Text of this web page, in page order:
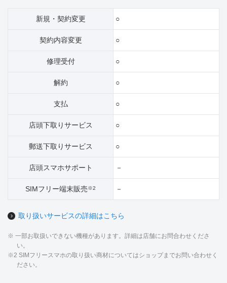
新規・契約変更 ○
契約内容変更 ○
修理受付 ○
解約 ○
支払 ○
店頭下取りサービス ○
郵送下取りサービス ○
店頭スマホサポート －
SIMフリー端末販売※2 －
取り扱いサービスの詳細はこちら
※ 一部お取扱いできない機種があります。詳細は店舗にお問合わせくださ
い。
※2 SIMフリースマホの取り扱い商材についてはショップまでお問い合わせく
ださい。